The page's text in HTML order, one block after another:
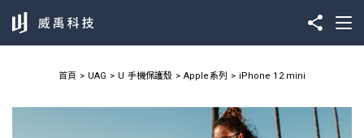
首頁 UAG U 手機保護殼 Apple系列 iPhone 12 mini